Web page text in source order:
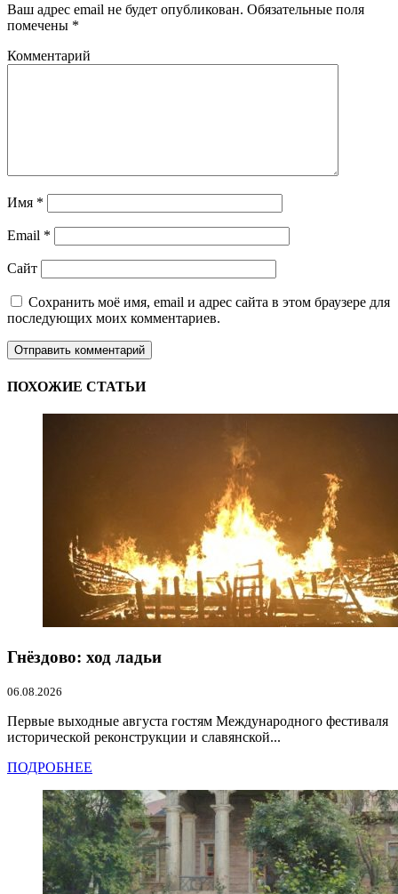
Ваш адрес email не будет опубликован. Обязательные поля
помечены *
Комментарий
Имя *
Email *
Сайт
Сохранить моё имя, email и адрес сайта в этом браузере для
последующих моих комментариев.
ПОХОЖИЕ СТАТЬИ
Гнёздово: ход ладьи
06.08.2026
Первые выходные августа гостям Международного фестиваля
исторической реконструкции и славянской...
ПОДРОБНЕЕ